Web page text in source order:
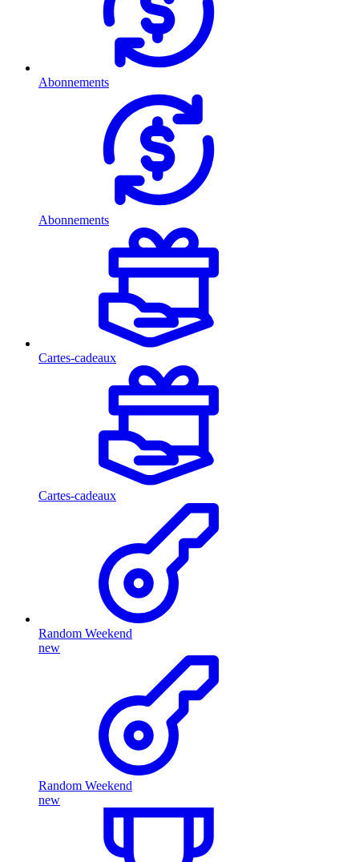
Abonnements
Abonnements
Cartes-cadeaux
Cartes-cadeaux
Random Weekend
new
Random Weekend
new